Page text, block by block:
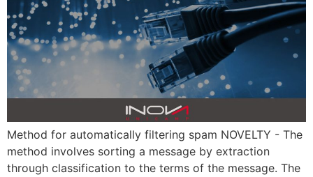
Method for automatically filtering spam NOVELTY - The
method involves sorting a message by extraction
through classification to the terms of the message. The